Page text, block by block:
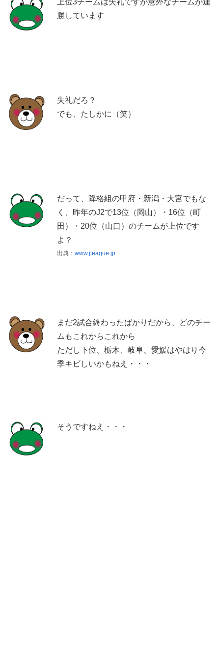
上位3チームは失礼ですが意外なチームが連
勝しています
失礼だろ？
でも、たしかに（笑）
だって、降格組の甲府・新潟・大宮でもな
く、昨年のJ2で13位（岡山）・16位（町
田）・20位（山口）のチームが上位です
よ？
出典： www.jleague.jp
まだ2試合終わったばかりだから、どのチー
ムもこれからこれから
ただし下位、栃木、岐阜、愛媛はやはり今
季キビしいかもねえ・・・
そうですねえ・・・